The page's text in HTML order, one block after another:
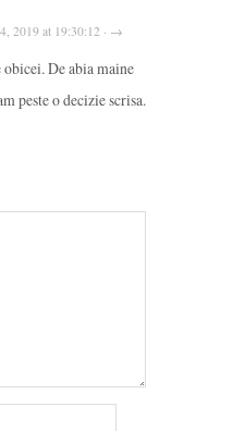
2019 at 19:30:12 · →
De abia maine
peste o decizie scrisa.